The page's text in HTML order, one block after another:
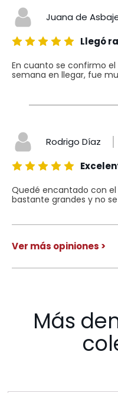
Juana de
Llegó
En cuanto se confirmo
semana en llegar, fue
Rodrigo Díaz
Quedé encantado con
bastante grandes y no
Ver más opiniones >
Más